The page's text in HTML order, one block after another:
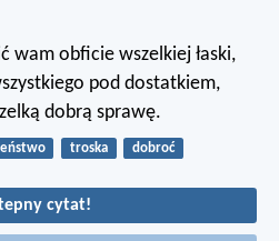
wam obficie wszelkiej łaski,
pod dostatkiem,
dobrą sprawę.
troska dobroć
cytat!